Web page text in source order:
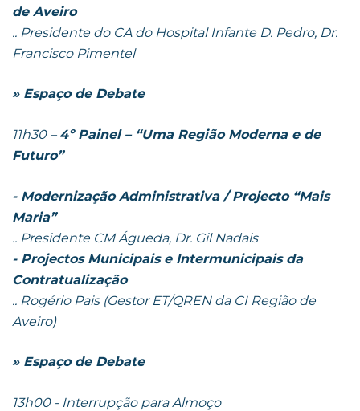
de Aveiro
.. Presidente do CA do Hospital Infante D. Pedro, Dr.
Francisco Pimentel
» Espaço de Debate
11h30 – 4º Painel – “Uma Região Moderna e de
Futuro”
- Modernização Administrativa / Projecto “Mais
Maria”
.. Presidente CM Águeda, Dr. Gil Nadais
- Projectos Municipais e Intermunicipais da
Contratualização
.. Rogério Pais (Gestor ET/QREN da CI Região de
Aveiro)
» Espaço de Debate
13h00 - Interrupção para Almoço